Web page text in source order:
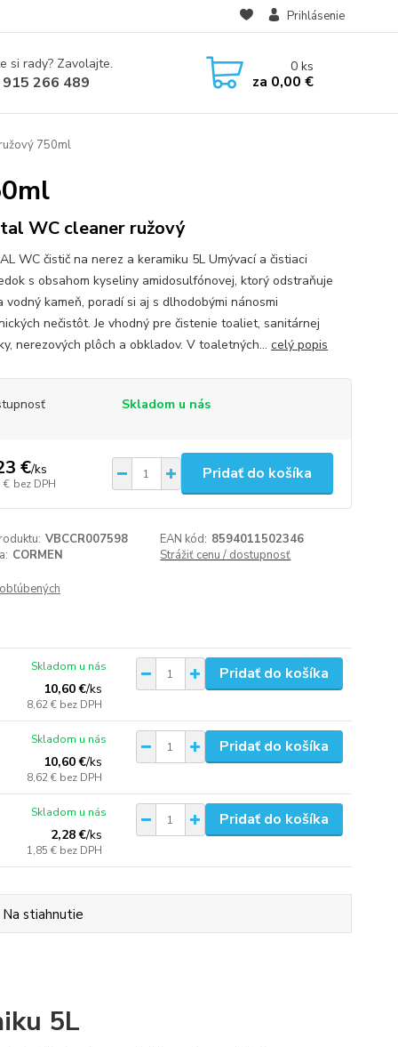
Prihlásenie
si rady? Zavolajte.
266 489
0ks
za 0,00 €
750ml
WC cleaner ružový
WC čistič na nerez a keramiku 5L Umývací a čistiaci
s obsahom kyseliny amidosulfónovej, ktorý odstraňuje
vodný kameň, poradí si aj s dlhodobými nánosmi
nečistôt. Je vhodný pre čistenie toaliet, sanitárnej
nerezových plôch a obkladov. V toaletných... celý popis
Skladom u nás
€/ks
€ bez DPH
Pridať do košíka
VBCCR007598 EAN kód: 8594011502346
CORMEN Strážiť cenu / dostupnosť
10,60 €/ks
8,62 € bez DPH
Skladom u nás Pridať do košíka
10,60 €/ks
8,62 € bez DPH
Skladom u nás Pridať do košíka
2,28 €/ks
1,85 € bez DPH
Skladom u nás Pridať do košíka
Na stiahnutie
5L